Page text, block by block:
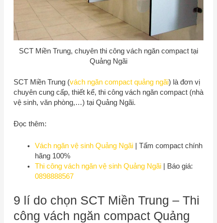
SCT Miền Trung, chuyên thi công vách ngăn compact tại
Quảng Ngãi
SCT Miền Trung(vách ngăn compact quảng ngãi) là đơn vị
chuyên cung cấp, thiết kế, thi công vách ngăn compact (nhà
vệ sinh, văn phòng,…) tại Quảng Ngãi.
Đọc thêm:
Vách ngăn vệ sinh Quảng Ngãi| Tấm compact chính
hãng 100%
Thi công vách ngăn vệ sinh Quảng Ngãi
| Báo giá:
0898888567
9 lí do chọn SCT Miền Trung – Thi
công vách ngăn compact Quảng